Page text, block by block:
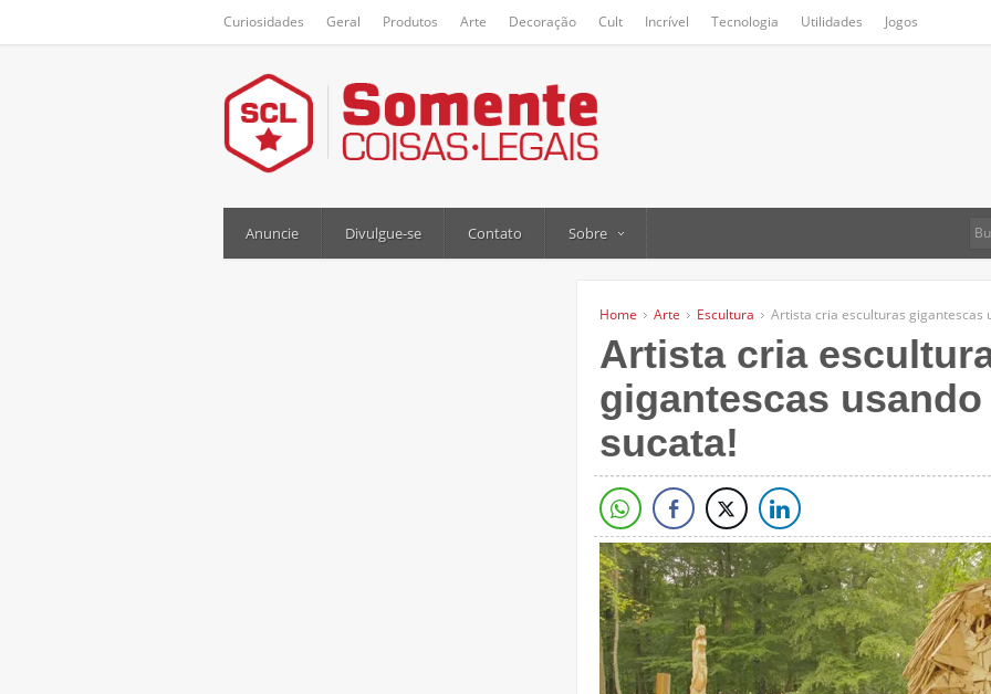
Curiosidades Geral Produtos Arte Decoração Cult Incrível Tecnologia Utilidades Jogos
Anuncie Divulgue-se Contato Sobre
Home Arte Escultura Artista cria esculturas gigantescas
Artista cria
gigantescas
sucata!